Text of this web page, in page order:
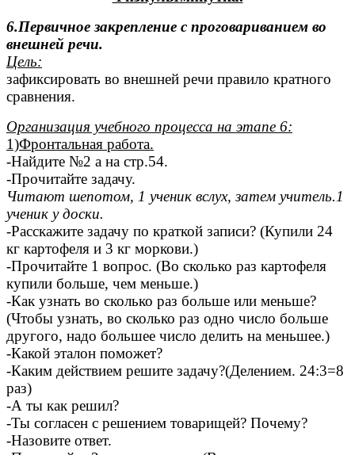
6.Первичное закрепление с проговариванием во
внешней речи.
Цель:
зафиксировать во внешней речи правило кратного
сравнения.
Организация учебного процесса на этапе 6:
1)Фронтальная работа.
-Найдите №2 а на стр.54.
-Прочитайте задачу.
Читают шепотом, 1 ученик вслух, затем учитель.1
ученик у доски.
-Расскажите задачу по краткой записи? (Купили 24
кг картофеля и 3 кг моркови.)
-Прочитайте 1 вопрос. (Во сколько раз картофеля
купили больше, чем меньше.)
-Как узнать во сколько раз больше или меньше?
(Чтобы узнать, во сколько раз одно число больше
другого, надо большее число делить на меньшее.)
-Какой эталон поможет?
-Каким действием решите задачу?(Делением. 24:3=8
раз)
-А ты как решил?
-Ты согласен с решением товарищей? Почему?
-Назовите ответ.